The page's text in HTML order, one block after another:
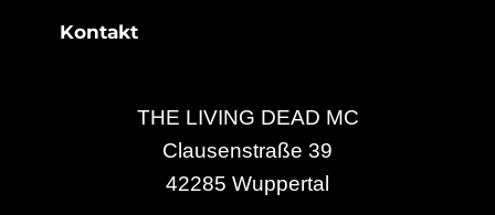
Kontakt
THE LIVING DEAD MC
Clausenstraße 39
42285 Wuppertal